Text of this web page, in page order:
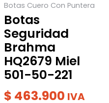
Botas Cuero Con Puntera
Botas
Seguridad
Brahma
HQ2679 Miel
501-50-221
$ 463.900 IVA
pueden
elegir
en
la
página
de
producto